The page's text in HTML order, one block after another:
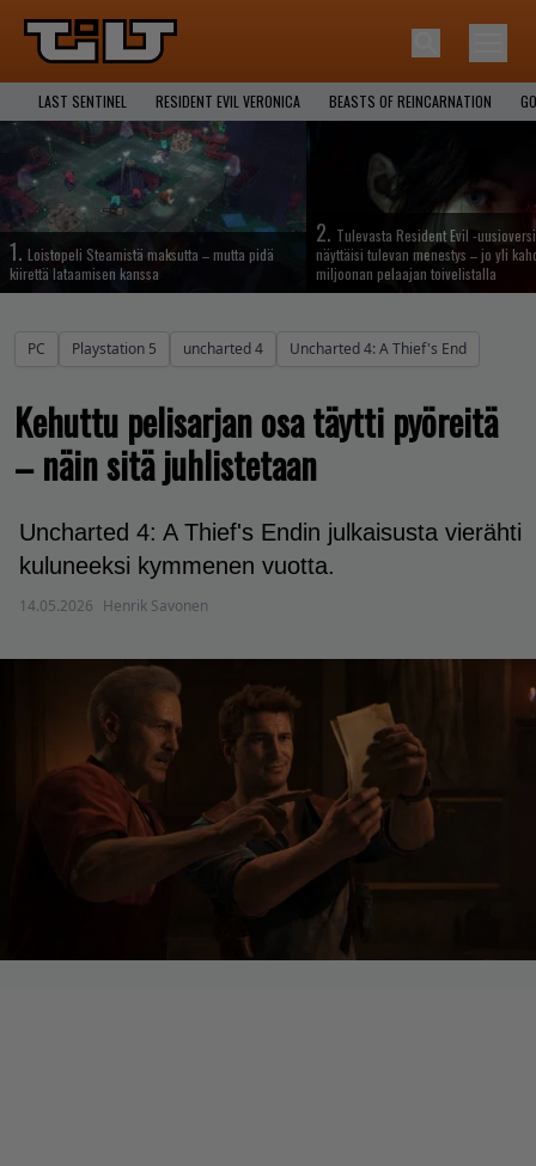
LAST SENTINEL RESIDENT EVIL VERONICA BEASTS OF REINCARNATION
1. Loistopeli Steamistä maksutta – mutta pidä
kiirettä lataamisen kanssa
2. Tulevasta Resident Evil -
näyttäisi tulevan menestys – jo yli
miljoonan pelaajan toivelistalla
PC Playstation 5 uncharted 4 Uncharted 4: A Thief's End
Kehuttu pelisarjan osa täytti pyöreitä
– näin sitä juhlistetaan
Uncharted 4: A Thief's Endin julkaisusta vierähti
kuluneeksi kymmenen vuotta.
14.05.2026 Henrik Savonen